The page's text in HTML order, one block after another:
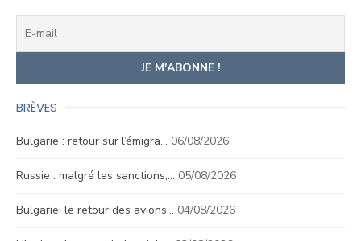
BRÈVES
Bulgarie : retour sur l’émigra… 06/08/2026
Russie : malgré les sanctions,… 05/08/2026
Bulgarie: le retour des avions… 04/08/2026